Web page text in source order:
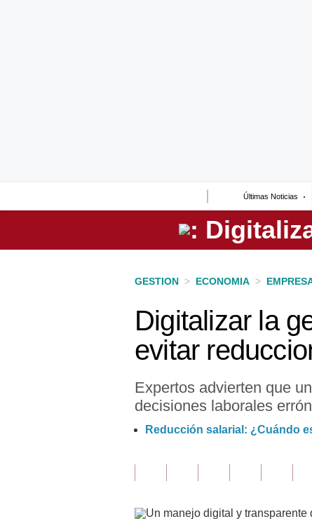
Últimas Noticias
Perú
GESTION > ECONOMIA >
Digitalizar la
evitar
Expertos advierten que
decisiones laborales
Reducción salarial: ¿Cuándo